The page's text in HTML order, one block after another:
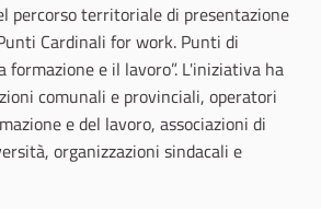
percorso territoriale di presentazione
Cardinali for work. Punti di
e il lavoro”. L'iniziativa ha
comunali e provinciali, operatori
e del lavoro, associazioni di
organizzazioni sindacali e